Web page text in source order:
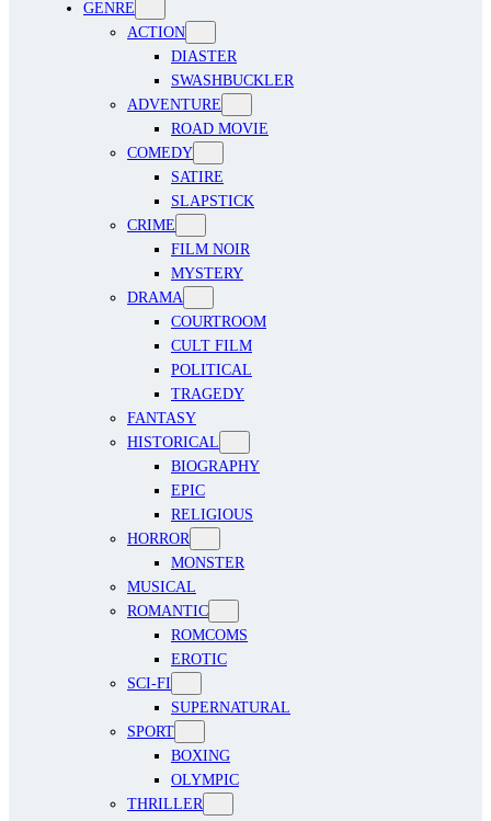
GENRE
ACTION
DIASTER
SWASHBUCKLER
ADVENTURE
ROAD MOVIE
COMEDY
SATIRE
SLAPSTICK
CRIME
FILM NOIR
MYSTERY
DRAMA
COURTROOM
CULT FILM
POLITICAL
TRAGEDY
FANTASY
HISTORICAL
BIOGRAPHY
EPIC
RELIGIOUS
HORROR
MONSTER
MUSICAL
ROMANTIC
ROMCOMS
EROTIC
SCI-FI
SUPERNATURAL
SPORT
BOXING
OLYMPIC
THRILLER